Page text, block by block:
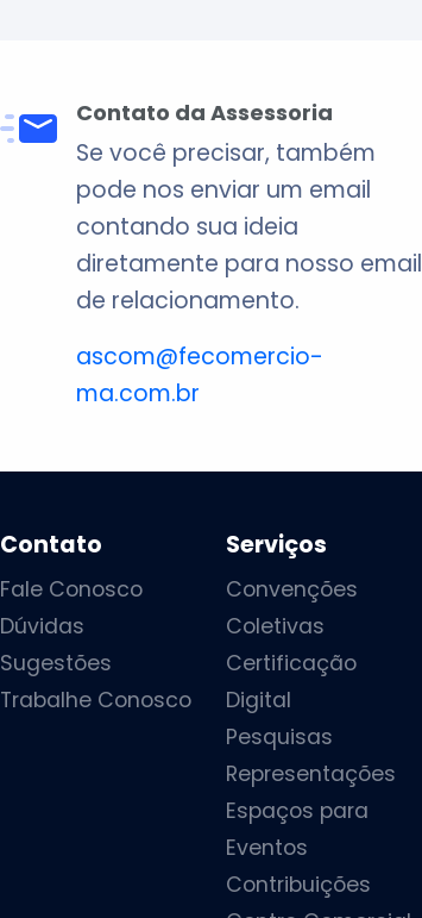
Contato da Assessoria
Se você precisar, também
pode nos enviar um email
contando sua ideia
diretamente para nosso email
de relacionamento.
ascom@fecomercio-
ma.com.br
Contato
Fale Conosco
Dúvidas
Sugestões
Trabalhe Conosco
Serviços
Convenções
Coletivas
Certificação
Digital
Pesquisas
Representações
Espaços para
Eventos
Contribuições